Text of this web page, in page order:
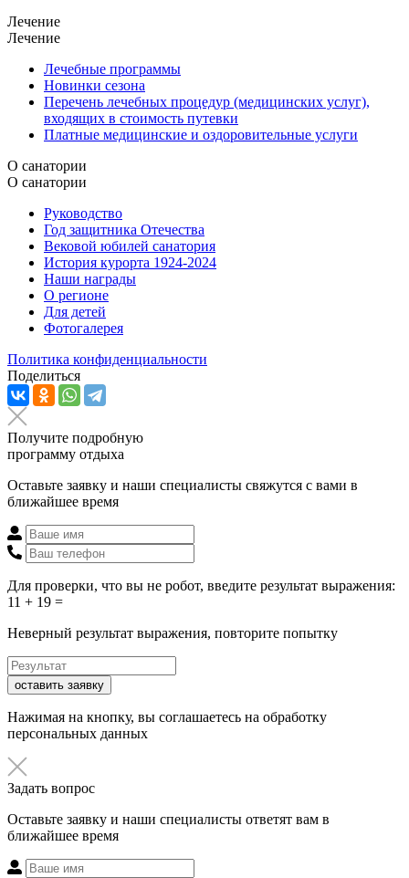
Лечение
Лечение
Лечебные программы
Новинки сезона
Перечень лечебных процедур (медицинских услуг),
входящих в стоимость путевки
Платные медицинские и оздоровительные услуги
О санатории
О санатории
Руководство
Год защитника Отечества
Вековой юбилей санатория
История курорта 1924-2024
Наши награды
О регионе
Для детей
Фотогалерея
Политика конфиденциальности
Поделиться
Получите подробную
программу отдыха
Оставьте заявку и наши специалисты свяжутся с вами в
ближайшее время
Для проверки, что вы не робот, введите результат выражения:
11 + 19 =
Неверный результат выражения, повторите попытку
оставить заявку
Нажимая на кнопку, вы соглашаетесь на обработку
персональных данных
Задать вопрос
Оставьте заявку и наши специалисты ответят вам в
ближайшее время